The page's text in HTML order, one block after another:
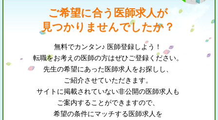
ご希望に合う医師求人が
見つかりませんでしたか？
無料でカンタン♪ 医師登録しよう！
転職をお考えの医師の方はぜひご登録ください。
先生の希望にあった医師求人をお探しし、
ご紹介させていただきます。
サイトに掲載されていない非公開の医師求人も
ご案内することができますので、
希望の条件にマッチする医師求人を